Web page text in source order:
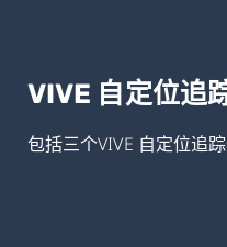
VIVE 自定位追
包括三个VIVE 自定位追